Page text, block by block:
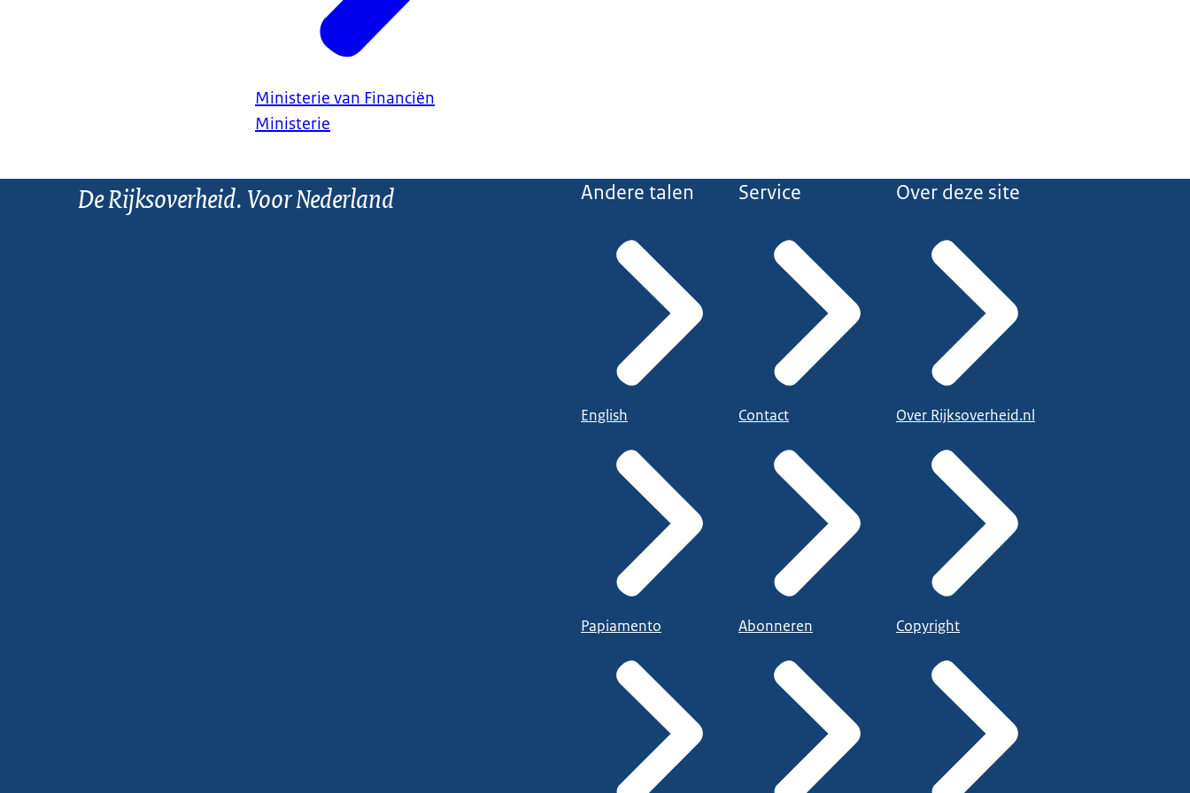
Ministerie van Financiën
Ministerie
De Rijksoverheid. Voor Nederland Andere talen
English
Papiamento
Service
Contact
Abonneren
Over deze site
Over Rijksoverheid.nl
Copyright